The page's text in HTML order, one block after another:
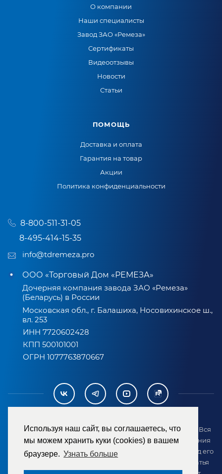
Используя наш сайт, вы соглашаетесь, что
мы можем хранить куки (cookies) в вашем
браузере. Узнать больше
О компании
Наши специалисты
Завод ЗАО «Ремеза»
Сертификаты
Видеоотзывы
Новости
Статьи
ПОМОЩЬ
Доставка и оплата
Гарантия на товар
Акции
Политика конфиденциальности
8-800-511-31-05
8-495-414-15-35
info@tdremeza.pro
ООО «Торговый Дом «РЕМЕЗА»
Дочерняя компания завода ЗАО «Ремеза»
(Беларусь) в России
Московская обл., г. Балашиха, Носовихинское ш.,
вл. 253
ИНН 7720602428
КПП 500101001
ОГРН 1077763870667
2007-2026 © ООО «ТД «РЕМЕЗА». Все права защищены. Вся
информация на сайте размещена в целях предоставления
возможности покупателю ознакомиться с товаром перед его
приобретением и не является публичной офертой (статья